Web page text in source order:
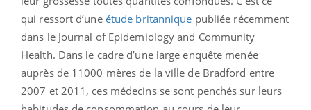
qui ressort d’une étude britannique publiée récemment
dans le Journal of Epidemiology and Community
Health. Dans le cadre d’une large enquête menée
auprès de 11000 mères de la ville de Bradford entre
2007 et 2011, ces médecins se sont penchés sur leurs